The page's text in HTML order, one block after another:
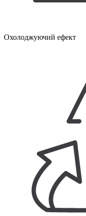
Охолоджуючий ефект